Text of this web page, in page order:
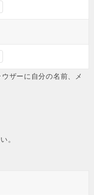
ザーに自分の名前、メ
。